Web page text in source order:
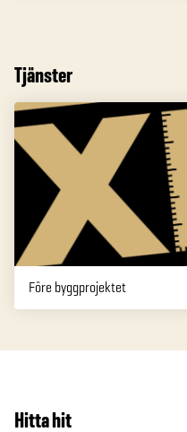
Tjänster
Före byggprojektet
Hitta hit